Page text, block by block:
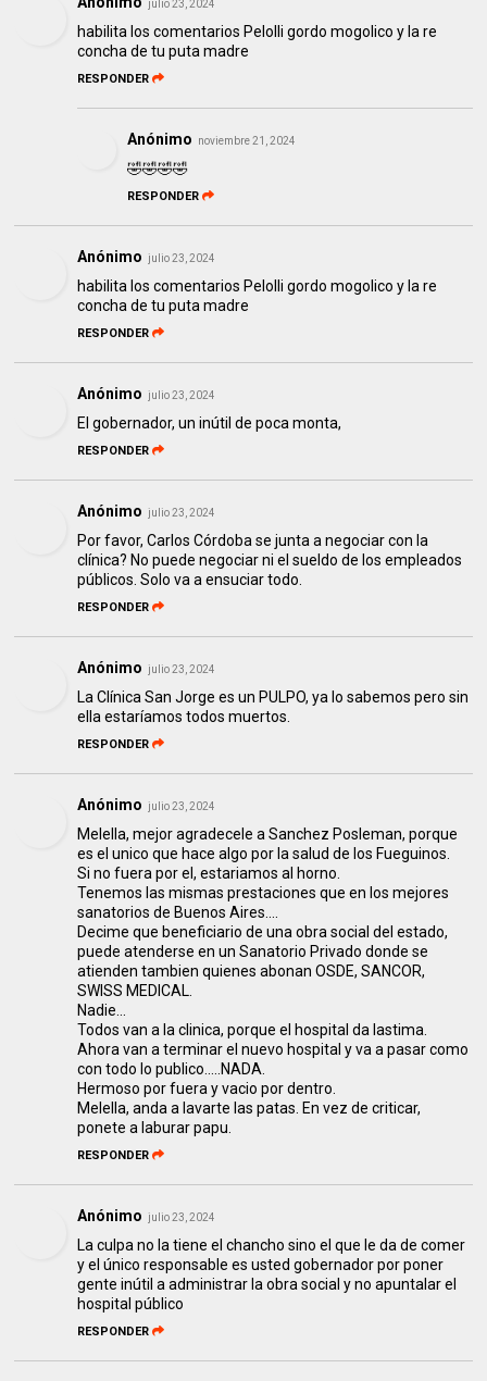
julio 23, 2024
habilita los comentarios Pelolli gordo mogolico y la re
concha de tu puta madre
RESPONDER
Anónimo noviembre 21, 2024
🤣🤣🤣🤣
RESPONDER
Anónimo julio 23, 2024
habilita los comentarios Pelolli gordo mogolico y la re
concha de tu puta madre
RESPONDER
Anónimo julio 23, 2024
El gobernador, un inútil de poca monta,
RESPONDER
Anónimo julio 23, 2024
Por favor, Carlos Córdoba se junta a negociar con la
clínica? No puede negociar ni el sueldo de los empleados
públicos. Solo va a ensuciar todo.
RESPONDER
Anónimo julio 23, 2024
La Clínica San Jorge es un PULPO, ya lo sabemos pero sin
ella estaríamos todos muertos.
RESPONDER
Anónimo julio 23, 2024
Melella, mejor agradecele a Sanchez Posleman, porque
es el unico que hace algo por la salud de los Fueguinos.
Si no fuera por el, estariamos al horno.
Tenemos las mismas prestaciones que en los mejores
sanatorios de Buenos Aires....
Decime que beneficiario de una obra social del estado,
puede atenderse en un Sanatorio Privado donde se
atienden tambien quienes abonan OSDE, SANCOR,
SWISS MEDICAL.
Nadie...
Todos van a la clinica, porque el hospital da lastima.
Ahora van a terminar el nuevo hospital y va a pasar como
con todo lo publico.....NADA.
Hermoso por fuera y vacio por dentro.
Melella, anda a lavarte las patas. En vez de criticar,
ponete a laburar papu.
RESPONDER
Anónimo julio 23, 2024
La culpa no la tiene el chancho sino el que le da de comer
y el único responsable es usted gobernador por poner
gente inútil a administrar la obra social y no apuntalar el
hospital público
RESPONDER